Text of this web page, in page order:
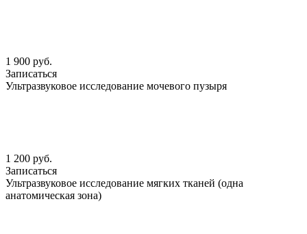
1 900 руб.
Записаться
Ультразвуковое исследование мочевого пузыря
1 200 руб.
Записаться
Ультразвуковое исследование мягких тканей (одна
анатомическая зона)